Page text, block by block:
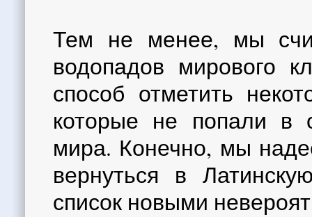
Тем не менее, мы
водопадов мирового
способ отметить
которые не попали в
мира. Конечно, мы
вернуться в
список новыми